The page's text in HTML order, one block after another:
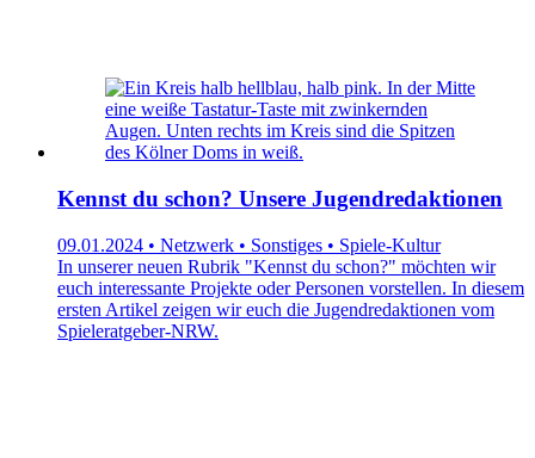
Kennst du schon? Unsere Jugendredaktionen
09.01.2024 • Netzwerk • Sonstiges • Spiele-Kultur
In unserer neuen Rubrik "Kennst du schon?" möchten wir
euch interessante Projekte oder Personen vorstellen. In diesem
ersten Artikel zeigen wir euch die Jugendredaktionen vom
Spieleratgeber-NRW.